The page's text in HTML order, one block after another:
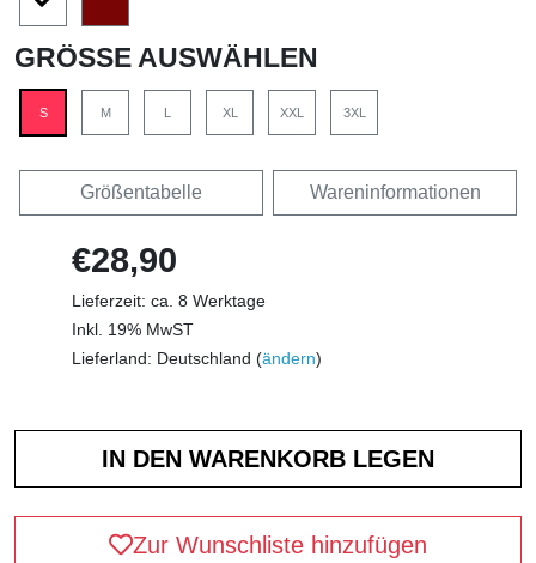
GRÖSSE AUSWÄHLEN
S M XL XXL 3XL
Größentabelle Wareninformationen
€28,90
Lieferzeit: ca. 8 Werktage
Inkl. 19% MwST
Lieferland: Deutschland (ändern)
Zur Wunschliste hinzufügen